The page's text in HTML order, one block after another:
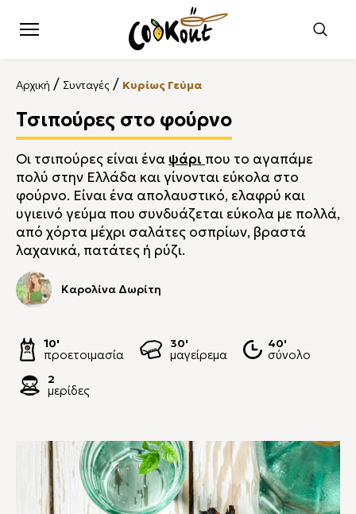
Αρχική / Συνταγές / Κυρίως Γεύμα
Τσιπούρες στο φούρνο
Οι τσιπούρες είναι ένα ψάρι που το αγαπάμε
πολύ στην Ελλάδα και γίνονται εύκολα στο
φούρνο. Είναι ένα απολαυστικό, ελαφρύ και
υγιεινό γεύμα που συνδυάζεται εύκολα με πολλά,
από χόρτα μέχρι σαλάτες οσπρίων, βραστά
λαχανικά, πατάτες ή ρύζι.
Καρολίνα Δωρίτη
10'
προετοιμασία
30'
μαγείρεμα
40'
σύνολο
2
μερίδες